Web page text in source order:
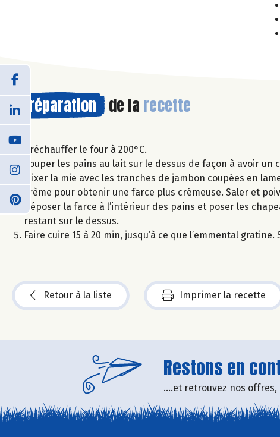
Préparation de la recette
Préchauffer le four à 200°C.
Couper les pains au lait sur le dessus de façon à avoir un
Mixer la mie avec les tranches de jambon coupées en
crème pour obtenir une farce plus crémeuse. Saler et
Déposer la farce à l’intérieur des pains et poser les
restant sur le dessus.
Faire cuire 15 à 20 min, jusqu’à ce que l’emmental
Retour à la liste Imprimer la recette
Restons en
....et retrouvez nos